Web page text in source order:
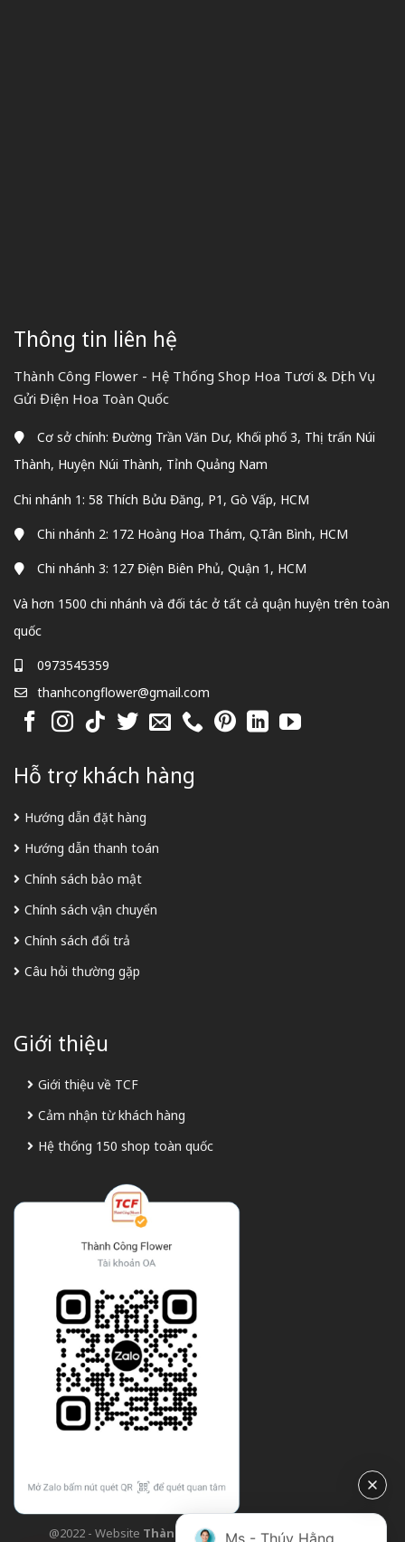
Thông tin liên hệ
Thành Công Flower - Hệ Thống Shop Hoa Tươi & Dịch Vụ
Gửi Điện Hoa Toàn Quốc
Cơ sở chính: Đường Trần Văn Dư, Khối phố 3, Thị trấn Núi
Thành, Huyện Núi Thành, Tỉnh Quảng Nam
Chi nhánh 1: 58 Thích Bửu Đăng, P1, Gò Vấp, HCM
Chi nhánh 2: 172 Hoàng Hoa Thám, Q.Tân Bình, HCM
Chi nhánh 3: 127 Điện Biên Phủ, Quận 1, HCM
Và hơn 1500 chi nhánh và đối tác ở tất cả quận huyện trên toàn
quốc
0973545359
thanhcongflower@gmail.com
Hỗ trợ khách hàng
Hướng dẫn đặt hàng
Hướng dẫn thanh toán
Chính sách bảo mật
Chính sách vận chuyển
Chính sách đổi trả
Câu hỏi thường gặp
Giới thiệu
Giới thiệu về TCF
Cảm nhận từ khách hàng
Hệ thống 150 shop toàn quốc
@2022 - Website Thành Công Flower| Design bởi
Ms - Thúy Hằng